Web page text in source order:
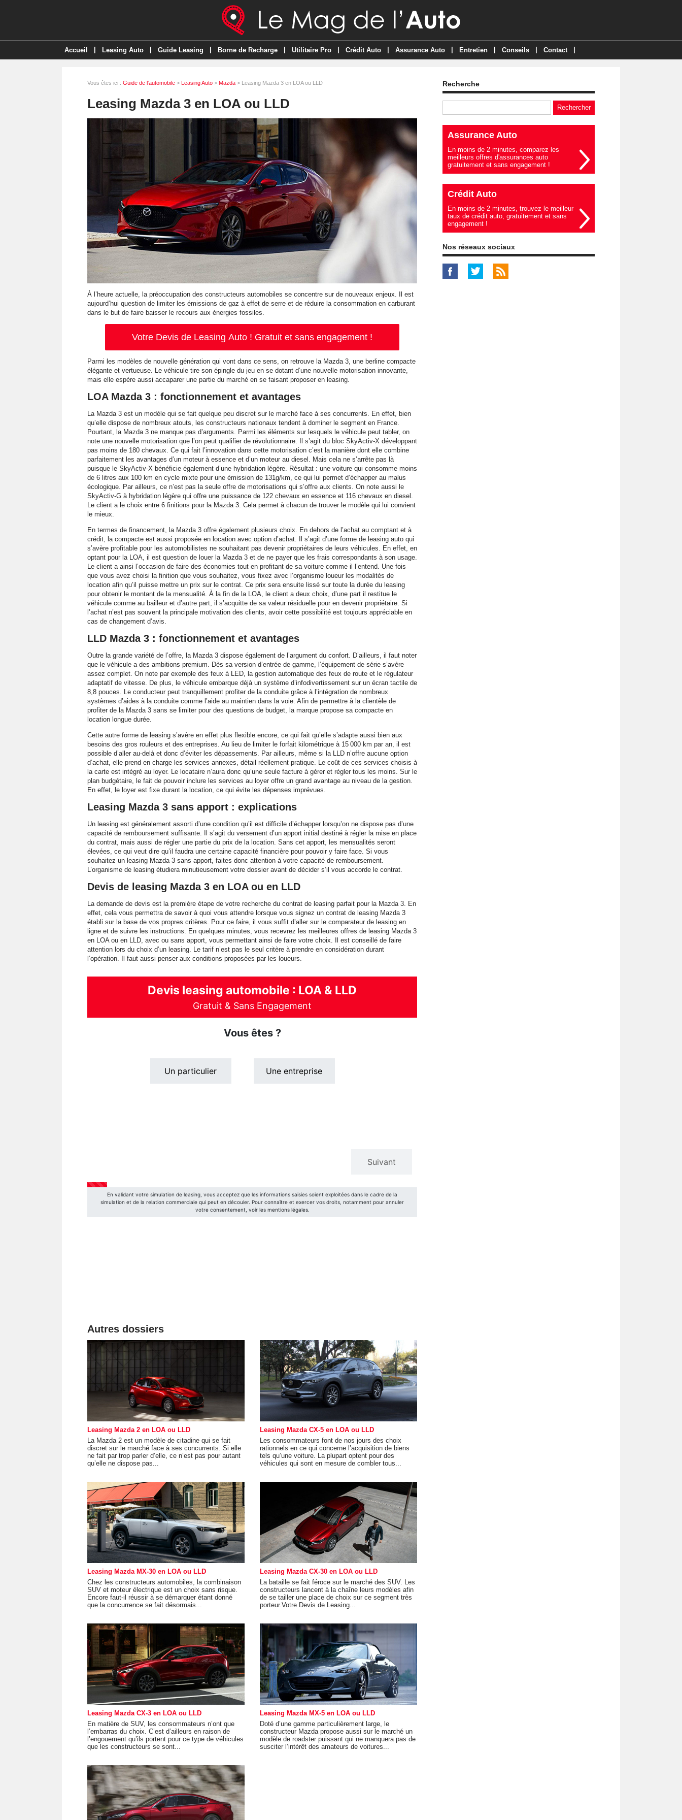
Accueil Leasing Auto Guide Leasing Borne de Recharge Utilitaire Pro Crédit Auto Assurance Auto Entretien Conseils Contact
Vous êtes ici : Guide de l'automobile > Leasing Auto > Mazda > Leasing Mazda 3 en LOA ou LLD
Leasing Mazda 3 en LOA ou LLD
À l’heure actuelle, la préoccupation des constructeurs automobiles se concentre sur de nouveaux enjeux. Il est
aujourd’hui question de limiter les émissions de gaz à effet de serre et de réduire la consommation en carburant
dans le but de faire baisser le recours aux énergies fossiles.
Votre Devis de Leasing Auto ! Gratuit et sans engagement !
Parmi les modèles de nouvelle génération qui vont dans ce sens, on retrouve la Mazda 3, une berline compacte
élégante et vertueuse. Le véhicule tire son épingle du jeu en se dotant d’une nouvelle motorisation innovante,
mais elle espère aussi accaparer une partie du marché en se faisant proposer en leasing.
LOA Mazda 3 : fonctionnement et avantages
La Mazda 3 est un modèle qui se fait quelque peu discret sur le marché face à ses concurrents. En effet, bien
qu’elle dispose de nombreux atouts, les constructeurs nationaux tendent à dominer le segment en France.
Pourtant, la Mazda 3 ne manque pas d’arguments. Parmi les éléments sur lesquels le véhicule peut tabler, on
note une nouvelle motorisation que l’on peut qualifier de révolutionnaire. Il s’agit du bloc SkyActiv-X développant
pas moins de 180 chevaux. Ce qui fait l’innovation dans cette motorisation c’est la manière dont elle combine
parfaitement les avantages d’un moteur à essence et d’un moteur au diesel. Mais cela ne s’arrête pas là
puisque le SkyActiv-X bénéficie également d’une hybridation légère. Résultat : une voiture qui consomme moins
de 6 litres aux 100 km en cycle mixte pour une émission de 131g/km, ce qui lui permet d’échapper au malus
écologique. Par ailleurs, ce n’est pas la seule offre de motorisations qui s’offre aux clients. On note aussi le
SkyActiv-G à hybridation légère qui offre une puissance de 122 chevaux en essence et 116 chevaux en diesel.
Le client a le choix entre 6 finitions pour la Mazda 3. Cela permet à chacun de trouver le modèle qui lui convient
le mieux.
En termes de financement, la Mazda 3 offre également plusieurs choix. En dehors de l’achat au comptant et à
crédit, la compacte est aussi proposée en location avec option d’achat. Il s’agit d’une forme de leasing auto qui
s’avère profitable pour les automobilistes ne souhaitant pas devenir propriétaires de leurs véhicules. En effet, en
optant pour la LOA, il est question de louer la Mazda 3 et de ne payer que les frais correspondants à son usage.
Le client a ainsi l’occasion de faire des économies tout en profitant de sa voiture comme il l’entend. Une fois
que vous avez choisi la finition que vous souhaitez, vous fixez avec l’organisme loueur les modalités de
location afin qu’il puisse mettre un prix sur le contrat. Ce prix sera ensuite lissé sur toute la durée du leasing
pour obtenir le montant de la mensualité. À la fin de la LOA, le client a deux choix, d’une part il restitue le
véhicule comme au bailleur et d’autre part, il s’acquitte de sa valeur résiduelle pour en devenir propriétaire. Si
l’achat n’est pas souvent la principale motivation des clients, avoir cette possibilité est toujours appréciable en
cas de changement d’avis.
LLD Mazda 3 : fonctionnement et avantages
Outre la grande variété de l’offre, la Mazda 3 dispose également de l’argument du confort. D’ailleurs, il faut noter
que le véhicule a des ambitions premium. Dès sa version d’entrée de gamme, l’équipement de série s’avère
assez complet. On note par exemple des feux à LED, la gestion automatique des feux de route et le régulateur
adaptatif de vitesse. De plus, le véhicule embarque déjà un système d’infodivertissement sur un écran tactile de
8,8 pouces. Le conducteur peut tranquillement profiter de la conduite grâce à l’intégration de nombreux
systèmes d’aides à la conduite comme l’aide au maintien dans la voie. Afin de permettre à la clientèle de
profiter de la Mazda 3 sans se limiter pour des questions de budget, la marque propose sa compacte en
location longue durée.
Cette autre forme de leasing s’avère en effet plus flexible encore, ce qui fait qu’elle s’adapte aussi bien aux
besoins des gros rouleurs et des entreprises. Au lieu de limiter le forfait kilométrique à 15 000 km par an, il est
possible d’aller au-delà et donc d’éviter les dépassements. Par ailleurs, même si la LLD n’offre aucune option
d’achat, elle prend en charge les services annexes, détail réellement pratique. Le coût de ces services choisis à
la carte est intégré au loyer. Le locataire n’aura donc qu’une seule facture à gérer et régler tous les moins. Sur le
plan budgétaire, le fait de pouvoir inclure les services au loyer offre un grand avantage au niveau de la gestion.
En effet, le loyer est fixe durant la location, ce qui évite les dépenses imprévues.
Leasing Mazda 3 sans apport : explications
Un leasing est généralement assorti d’une condition qu’il est difficile d’échapper lorsqu’on ne dispose pas d’une
capacité de remboursement suffisante. Il s’agit du versement d’un apport initial destiné à régler la mise en place
du contrat, mais aussi de régler une partie du prix de la location. Sans cet apport, les mensualités seront
élevées, ce qui veut dire qu’il faudra une certaine capacité financière pour pouvoir y faire face. Si vous
souhaitez un leasing Mazda 3 sans apport, faites donc attention à votre capacité de remboursement.
L’organisme de leasing étudiera minutieusement votre dossier avant de décider s’il vous accorde le contrat.
Devis de leasing Mazda 3 en LOA ou en LLD
La demande de devis est la première étape de votre recherche du contrat de leasing parfait pour la Mazda 3. En
effet, cela vous permettra de savoir à quoi vous attendre lorsque vous signez un contrat de leasing Mazda 3
établi sur la base de vos propres critères. Pour ce faire, il vous suffit d’aller sur le comparateur de leasing en
ligne et de suivre les instructions. En quelques minutes, vous recevrez les meilleures offres de leasing Mazda 3
en LOA ou en LLD, avec ou sans apport, vous permettant ainsi de faire votre choix. Il est conseillé de faire
attention lors du choix d’un leasing. Le tarif n’est pas le seul critère à prendre en considération durant
l’opération. Il faut aussi penser aux conditions proposées par les loueurs.
Autres dossiers
Leasing Mazda 2 en LOA ou LLD
La Mazda 2 est un modèle de citadine qui se fait
discret sur le marché face à ses concurrents. Si elle
ne fait par trop parler d’elle, ce n’est pas pour autant
qu’elle ne dispose pas...
Leasing Mazda CX-5 en LOA ou LLD
Les consommateurs font de nos jours des choix
rationnels en ce qui concerne l’acquisition de biens
tels qu’une voiture. La plupart optent pour des
véhicules qui sont en mesure de combler tous...
Leasing Mazda MX-30 en LOA ou LLD
Chez les constructeurs automobiles, la combinaison
SUV et moteur électrique est un choix sans risque.
Encore faut-il réussir à se démarquer étant donné
que la concurrence se fait désormais...
Leasing Mazda CX-30 en LOA ou LLD
La bataille se fait féroce sur le marché des SUV. Les
constructeurs lancent à la chaîne leurs modèles afin
de se tailler une place de choix sur ce segment très
porteur.Votre Devis de Leasing...
Leasing Mazda CX-3 en LOA ou LLD
En matière de SUV, les consommateurs n’ont que
l’embarras du choix. C’est d’ailleurs en raison de
l’engouement qu’ils portent pour ce type de véhicules
que les constructeurs se sont...
Leasing Mazda MX-5 en LOA ou LLD
Doté d’une gamme particulièrement large, le
constructeur Mazda propose aussi sur le marché un
modèle de roadster puissant qui ne manquera pas de
susciter l’intérêt des amateurs de voitures...
Recherche
Assurance Auto
En moins de 2 minutes, comparez les
meilleurs offres d'assurances auto
gratuitement et sans engagement !
Crédit Auto
En moins de 2 minutes, trouvez le meilleur
taux de crédit auto, gratuitement et sans
engagement !
Nos réseaux sociaux